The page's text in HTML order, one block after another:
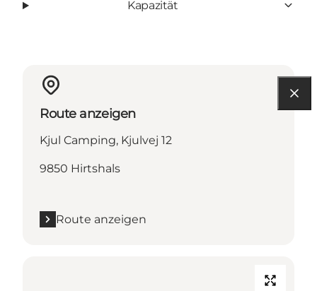
Kapazität
Route anzeigen
Kjul Camping, Kjulvej 12
9850 Hirtshals
Route anzeigen